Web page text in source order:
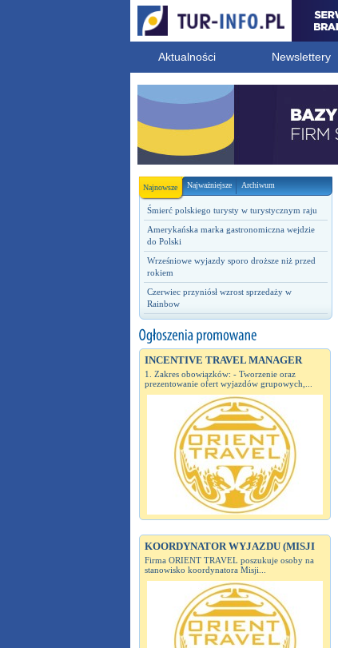
Aktualności Newslettery
Najnowsze Najważniejsze Archiwum
Śmierć polskiego turysty w turystycznym raju
Amerykańska marka gastronomiczna wejdzie
do Polski
Wrześniowe wyjazdy sporo droższe niż przed
rokiem
Czerwiec przyniósł wzrost sprzedaży w
Rainbow
INCENTIVE TRAVEL MANAGER
1. Zakres obowiązków: - Tworzenie oraz
prezentowanie ofert wyjazdów grupowych,...
KOORDYNATOR WYJAZDU (MISJI
Firma ORIENT TRAVEL poszukuje osoby na
stanowisko koordynatora Misji...